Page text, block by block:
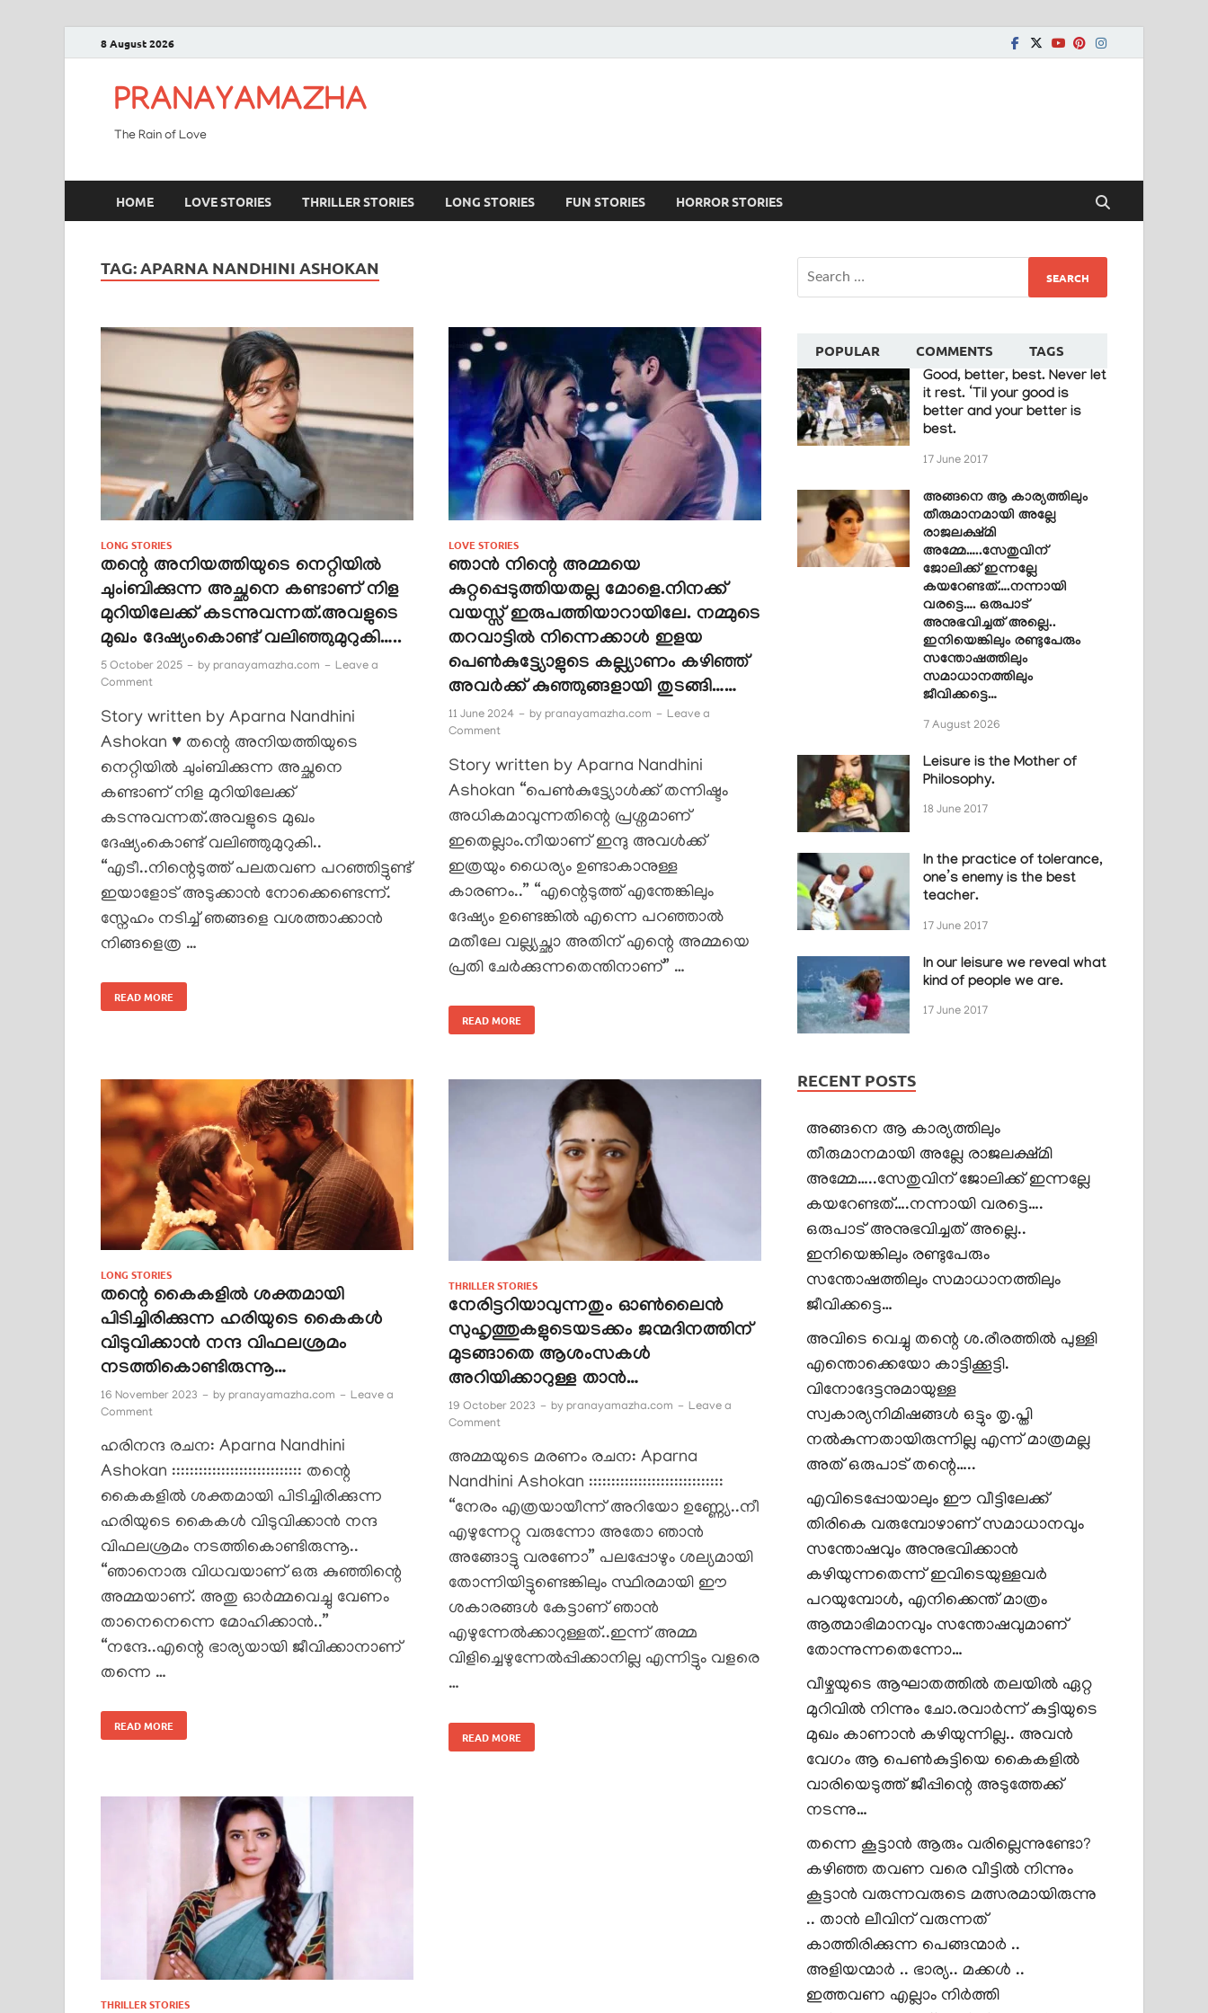
8 August 2026
PRANAYAMAZHA
The Rain of Love
HOME LOVE STORIES THRILLER STORIES LONG STORIES FUN STORIES HORROR STORIES
TAG:APARNA NANDHINI ASHOKAN
LONG STORIES
തന്റെ അനിയത്തിയുടെ നെറ്റിയിൽ
ചുംiബിക്കുന്ന അച്ഛനെ കണ്ടാണ് നിള
മുറിയിലേക്ക് കടന്നുവന്നത്.അവളുടെ
മുഖം ദേഷ്യംകൊണ്ട് വലിഞ്ഞുമുറുകി…..
5 October 2025 - by pranayamazha.com - Leave a
Comment
Story written by Aparna Nandhini
Ashokan ♥ തന്റെ അനിയത്തിയുടെ
നെറ്റിയിൽ ചുംiബിക്കുന്ന അച്ഛനെ
കണ്ടാണ് നിള മുറിയിലേക്ക്
കടന്നുവന്നത്.അവളുടെ മുഖം
ദേഷ്യംകൊണ്ട് വലിഞ്ഞുമുറുകി..
“എടീ..നിന്റെടുത്ത് പലതവണ പറഞ്ഞിട്ടുണ്ട്
ഇയാളോട് അടുക്കാൻ നോക്കെണ്ടെന്ന്.
സ്നേഹം നടിച്ച് ഞങ്ങളെ വശത്താക്കാൻ
നിങ്ങളെത്ര …
READ MORE
LOVE STORIES
ഞാൻ നിന്റെ അമ്മയെ
കുറ്റപ്പെടുത്തിയതല്ല മോളെ.നിനക്ക്
വയസ്സ് ഇരുപത്തിയാറായിലേ. നമ്മുടെ
തറവാട്ടിൽ നിന്നെക്കാൾ ഇളയ
പെൺകുട്ട്യോളുടെ കല്ല്യാണം കഴിഞ്ഞ്
അവർക്ക് കുഞ്ഞുങ്ങളായി തുടങ്ങി……
11 June 2024 - by pranayamazha.com - Leave a
Comment
Story written by Aparna Nandhini
Ashokan “പെൺകുട്ട്യോൾക്ക് തന്നിഷ്ടം
അധികമാവുന്നതിന്റെ പ്രശ്നമാണ്
ഇതെല്ലാം.നീയാണ് ഇന്ദു അവൾക്ക്
ഇത്രയും ധൈര്യം ഉണ്ടാകാനുള്ള
കാരണം..” “എന്റെടുത്ത് എന്തേങ്കിലും
ദേഷ്യം ഉണ്ടെങ്കിൽ എന്നെ പറഞ്ഞാൽ
മതീലേ വല്ല്യച്ഛാ അതിന് എന്റെ അമ്മയെ
പ്രതി ചേർക്കുന്നതെന്തിനാണ്” …
READ MORE
LONG STORIES
തന്റെ കൈകളിൽ ശക്തമായി
പിടിച്ചിരിക്കുന്ന ഹരിയുടെ കൈകൾ
വിടുവിക്കാൻ നന്ദ വിഫലശ്രമം
നടത്തികൊണ്ടിരുന്നൂ…
16 November 2023 - by pranayamazha.com - Leave a
Comment
ഹരിനന്ദ രചന: Aparna Nandhini
Ashokan ::::::::::::::::::::::::::::: തന്റെ
കൈകളിൽ ശക്തമായി പിടിച്ചിരിക്കുന്ന
ഹരിയുടെ കൈകൾ വിടുവിക്കാൻ നന്ദ
വിഫലശ്രമം നടത്തികൊണ്ടിരുന്നൂ..
“ഞാനൊരു വിധവയാണ് ഒരു കുഞ്ഞിന്റെ
അമ്മയാണ്. അതു ഓർമ്മവെച്ചു വേണം
താനെനെന്നെ മോഹിക്കാൻ..”
“നന്ദേ..എന്റെ ഭാര്യയായി ജീവിക്കാനാണ്
തന്നെ …
READ MORE
THRILLER STORIES
നേരിട്ടറിയാവുന്നതും ഓൺലൈൻ
സുഹൃത്തുകളുടെയടക്കം ജന്മദിനത്തിന്
മുടങ്ങാതെ ആശംസകൾ
അറിയിക്കാറുള്ള താൻ…
19 October 2023 - by pranayamazha.com - Leave a
Comment
അമ്മയുടെ മരണം രചന: Aparna
Nandhini Ashokan ::::::::::::::::::::::::::::::
“നേരം എത്രയായീന്ന് അറിയോ ഉണ്ണ്യേ..നീ
എഴുന്നേറ്റു വരുന്നോ അതോ ഞാൻ
അങ്ങോട്ടു വരണോ” പലപ്പോഴും ശല്യമായി
തോന്നിയിട്ടുണ്ടെങ്കിലും സ്ഥിരമായി ഈ
ശകാരങ്ങൾ കേട്ടാണ് ഞാൻ
എഴുന്നേൽക്കാറുള്ളത്..ഇന്ന് അമ്മ
വിളിച്ചെഴുന്നേൽപ്പിക്കാനില്ല എന്നിട്ടും വളരെ
…
READ MORE
THRILLER STORIES
POPULAR COMMENTS TAGS
Good, better, best. Never let
it rest. ‘Til your good is
better and your better is
best.
17 June 2017
അങ്ങനെ ആ കാര്യത്തിലും
തീരുമാനമായി അല്ലേ
രാജലക്ഷ്മി
അമ്മേ…..സേതുവിന്
ജോലിക്ക് ഇന്നല്ലേ
കയറേണ്ടത്….നന്നായി
വരട്ടെ…. ഒരുപാട്
അനുഭവിച്ചത് അല്ലെ..
ഇനിയെങ്കിലും രണ്ടുപേരും
സന്തോഷത്തിലും
സമാധാനത്തിലും
ജീവിക്കട്ടെ…
7 August 2026
Leisure is the Mother of
Philosophy.
18 June 2017
In the practice of tolerance,
one’s enemy is the best
teacher.
17 June 2017
In our leisure we reveal what
kind of people we are.
17 June 2017
RECENT POSTS
അങ്ങനെ ആ കാര്യത്തിലും
തീരുമാനമായി അല്ലേ രാജലക്ഷ്മി
അമ്മേ…..സേതുവിന് ജോലിക്ക് ഇന്നല്ലേ
കയറേണ്ടത്….നന്നായി വരട്ടെ….
ഒരുപാട് അനുഭവിച്ചത് അല്ലെ..
ഇനിയെങ്കിലും രണ്ടുപേരും
സന്തോഷത്തിലും സമാധാനത്തിലും
ജീവിക്കട്ടെ…
അവിടെ വെച്ചു തന്റെ ശ.രീരത്തിൽ പുള്ളി
എന്തൊക്കെയോ കാട്ടിക്കൂട്ടി.
വിനോദേട്ടനുമായുള്ള
സ്വകാര്യനിമിഷങ്ങൾ ഒട്ടും തൃ.പ്തി
നൽകുന്നതായിരുന്നില്ല എന്ന് മാത്രമല്ല
അത് ഒരുപാട് തന്റെ…..
എവിടെപ്പോയാലും ഈ വീട്ടിലേക്ക്
തിരികെ വരുമ്പോഴാണ് സമാധാനവും
സന്തോഷവും അനുഭവിക്കാൻ
കഴിയുന്നതെന്ന് ഇവിടെയുള്ളവർ
പറയുമ്പോൾ, എനിക്കെന്ത് മാത്രം
ആത്മാഭിമാനവും സന്തോഷവുമാണ്
തോന്നുന്നതെന്നോ…
വീഴ്ചയുടെ ആഘാതത്തിൽ തലയിൽ ഏറ്റ
മുറിവിൽ നിന്നും ചോ.രവാർന്ന് കുട്ടിയുടെ
മുഖം കാണാൻ കഴിയുന്നില്ല.. അവൻ
വേഗം ആ പെൺകുട്ടിയെ കൈകളിൽ
വാരിയെടുത്ത് ജീപ്പിന്റെ അടുത്തേക്ക്
നടന്നു…
തന്നെ കൂട്ടാൻ ആരും വരില്ലെന്നുണ്ടോ?
കഴിഞ്ഞ തവണ വരെ വീട്ടിൽ നിന്നും
കൂട്ടാൻ വരുന്നവരുടെ മത്സരമായിരുന്നു
.. താൻ ലീവിന് വരുന്നത്
കാത്തിരിക്കുന്ന പെങ്ങന്മാർ ..
അളിയന്മാർ .. ഭാര്യ.. മക്കൾ ..
ഇത്തവണ എല്ലാം നിർത്തി